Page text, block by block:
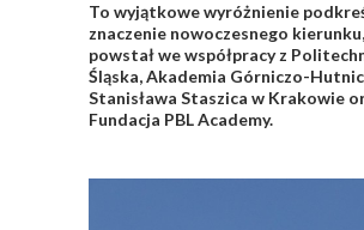
To wyjątkowe wyróżnienie
znaczenie nowoczesnego
powstał we współpracy z
Śląska,Akademia Górniczo-
Stanisława Staszica w Krakowie
Fundacja PBL Academy.